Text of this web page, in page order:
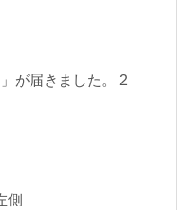
が届きました。 2
側